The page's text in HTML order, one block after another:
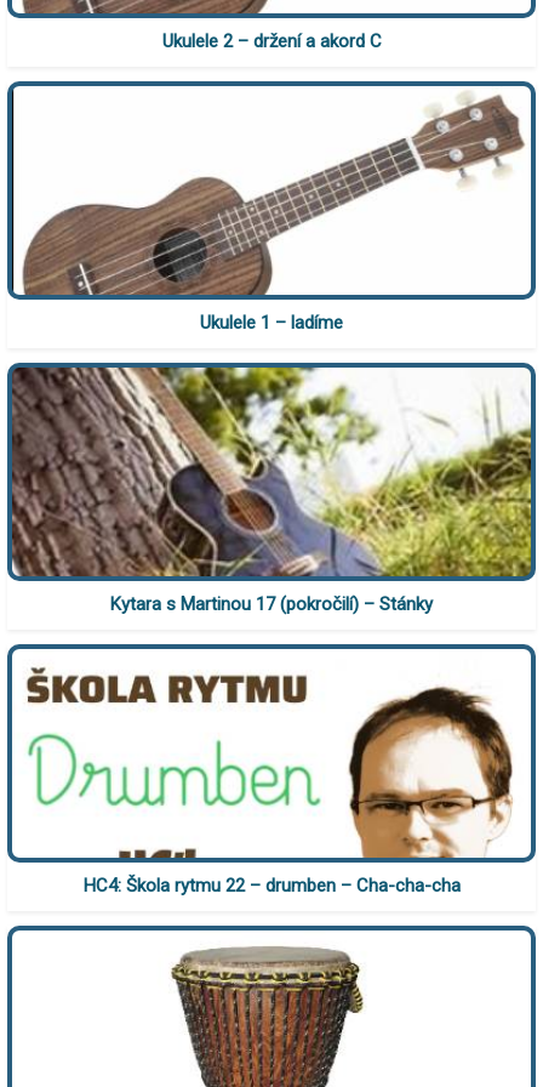
Ukulele 2 – držení a akord C
Ukulele 1 – ladíme
Kytara s Martinou 17 (pokročilí) – Stánky
HC4: Škola rytmu 22 – drumben – Cha-cha-cha